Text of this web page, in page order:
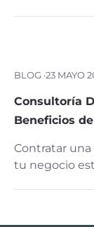
BLOG ·23 MAYO
Consultoría
Beneficios
Contratar una
tu negocio